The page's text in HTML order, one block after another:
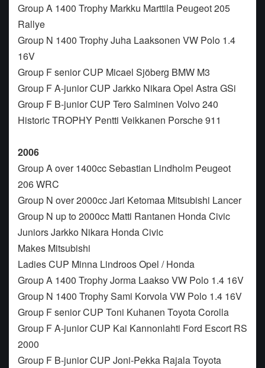
Group A 1400 Trophy Markku Marttila Peugeot 205
Rallye
Group N 1400 Trophy Juha Laaksonen VW Polo 1.4
16V
Group F senior CUP Micael Sjöberg BMW M3
Group F A-junior CUP Jarkko Nikara Opel Astra GSi
Group F B-junior CUP Tero Salminen Volvo 240
Historic TROPHY Pentti Veikkanen Porsche 911
2006
Group A over 1400cc Sebastian Lindholm Peugeot
206 WRC
Group N over 2000cc Jari Ketomaa Mitsubishi Lancer
Group N up to 2000cc Matti Rantanen Honda Civic
Juniors Jarkko Nikara Honda Civic
Makes Mitsubishi
Ladies CUP Minna Lindroos Opel / Honda
Group A 1400 Trophy Jorma Laakso VW Polo 1.4 16V
Group N 1400 Trophy Sami Korvola VW Polo 1.4 16V
Group F senior CUP Toni Kuhanen Toyota Corolla
Group F A-junior CUP Kai Kannonlahti Ford Escort RS
2000
Group F B-junior CUP Joni-Pekka Rajala Toyota